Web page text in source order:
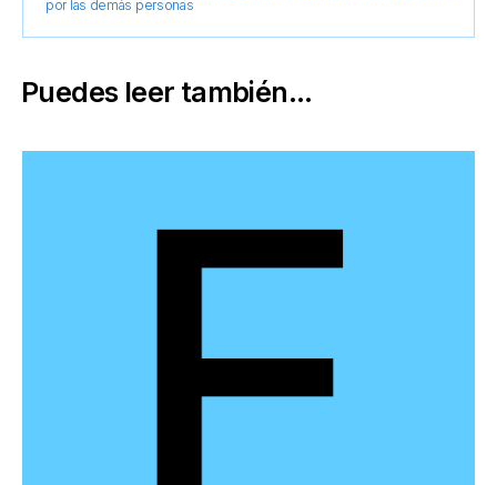
por las demás personas
Puedes leer también...